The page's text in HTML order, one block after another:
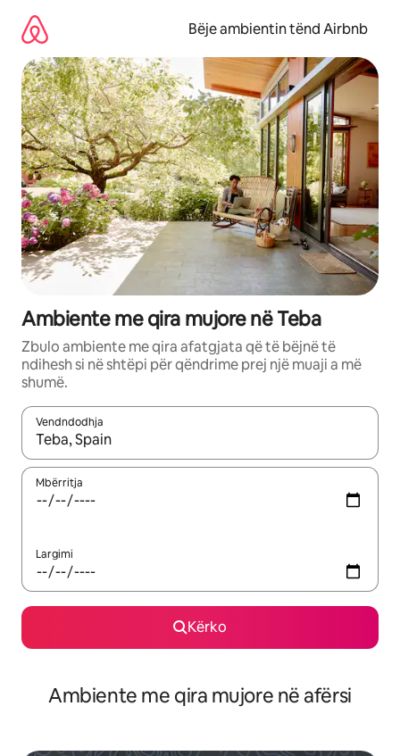
përmbajtja
Bëje ambientin tënd Airbnb
Ambiente me qira mujore në Teba
Zbulo ambiente me qira afatgjata që të bëjnë të
ndihesh si në shtëpi për qëndrime prej një muaji a më
shumë.
Vendndodhja
Kur rezultatet të jenë të disponueshme, lëviz me butonat e
Mbërritja
Largimi
Kërko
Ambiente me qira mujore në afërsi